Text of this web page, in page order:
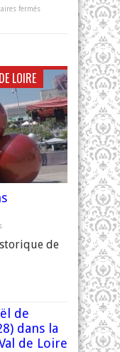
fermés
dans
région
de
la
Bretagne
LOIRE
de
de
dans la
de Loire